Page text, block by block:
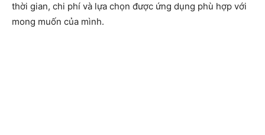
thời gian, chi phí và lựa chọn được ứng dụng phù hợp với
mong muốn của mình.